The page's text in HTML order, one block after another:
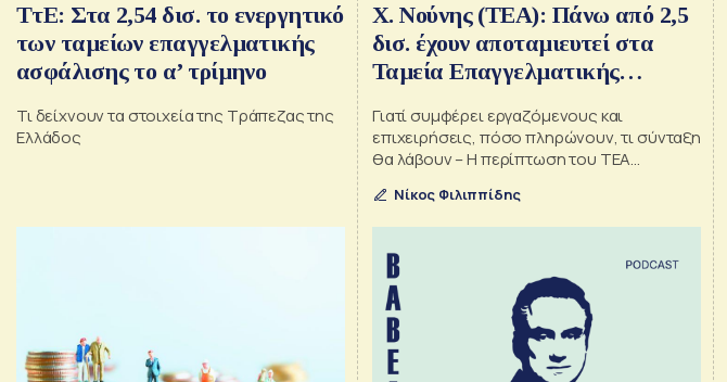
ΤτΕ: Στα 2,54 δισ. το ενεργητικό
των ταμείων επαγγελματικής
ασφάλισης το α’ τρίμηνο
Τι δείχνουν τα στοιχεία της Τράπεζας της
Ελλάδος
Χ. Νούνης (ΤΕΑ): Πάνω από 2,5
δισ. έχουν αποταμιευτεί στα
Ταμεία Επαγγελματικής
Γιατί συμφέρει εργαζόμενους και
επιχειρήσεις, πόσο πληρώνουν, τι σύνταξη
θα λάβουν – Η περίπτωση του ΤΕΑ
Νίκος Φιλιππίδης